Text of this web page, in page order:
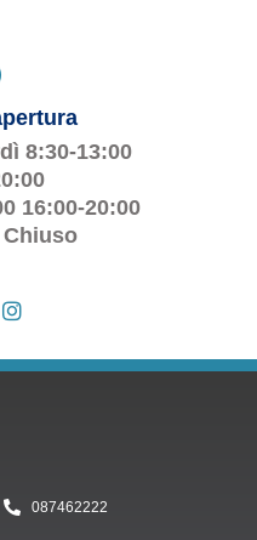
8:30-13:00
16:00-20:00
087462222